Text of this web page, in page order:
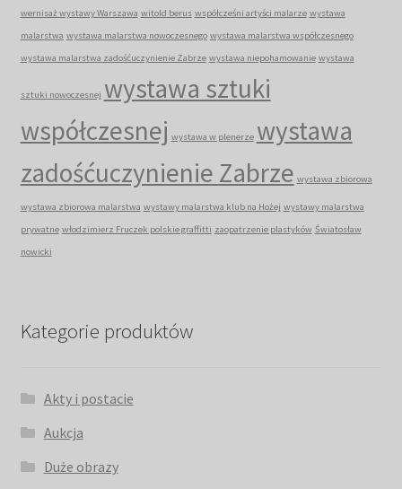
wernisaż wystawy Warszawa witold berus współcześni artyści malarze wystawa
malarstwa wystawa malarstwa nowoczesnego wystawa malarstwa współczesnego
wystawa malarstwa zadośćuczynienie Zabrze wystawa niepohamowanie wystawa
sztuki nowoczesnej wystawa sztuki
współczesnej wystawa w plenerze wystawa
zadośćuczynienie Zabrze wystawa zbiorowa
wystawa zbiorowa malarstwa wystawy malarstwa klub na Hożej wystawy malarstwa
prywatne włodzimierz Fruczek polskie graffitti zaopatrzenie plastyków Światosław
nowicki
Kategorie produktów
Akty i postacie
Aukcja
Duże obrazy